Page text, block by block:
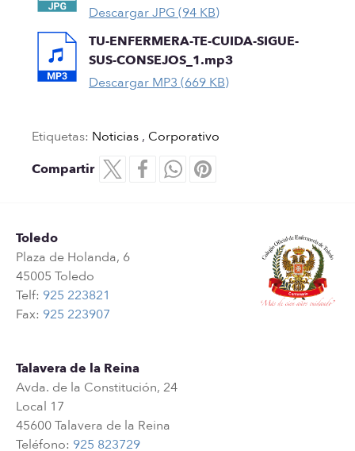
Descargar JPG (94 KB)
TU-ENFERMERA-TE-CUIDA-SIGUE-
SUS-CONSEJOS_1.mp3
Descargar MP3 (669 KB)
Etiquetas: Noticias , Corporativo
Compartir
Toledo
Plaza de Holanda, 6
45005 Toledo
Telf: 925 223821
Fax: 925 223907
Talavera de la Reina
Avda. de la Constitución, 24
Local 17
45600 Talavera de la Reina
Teléfono: 925 823729